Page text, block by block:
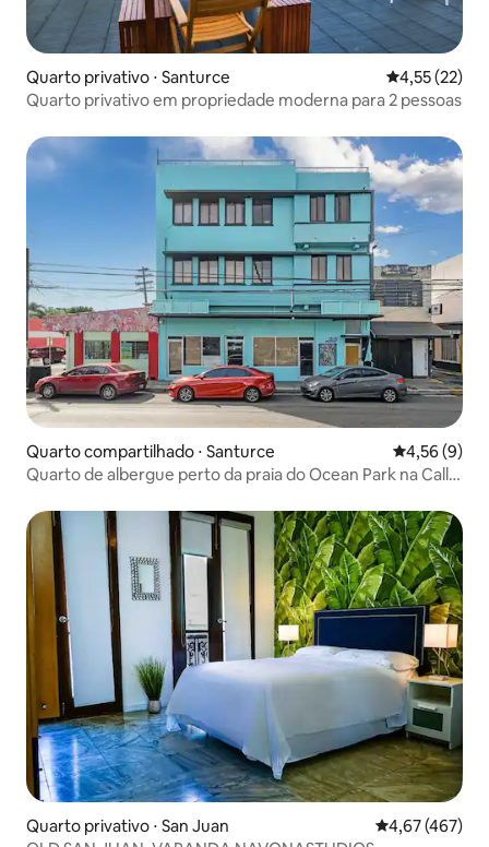
Quarto privativo ⋅ Santurce 4,55 de uma
4,55 (22)
Quarto privativo em propriedade moderna para 2 pessoas
Quarto compartilhado ⋅ Santurce 4,56 de uma
4,56 (9)
Quarto de albergue perto da praia do Ocean Park na Calle
Quarto privativo ⋅ San Juan 4,67 de uma
4,67 (467)